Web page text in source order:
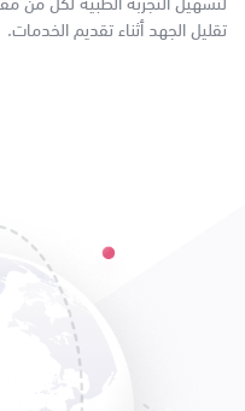
تقليل الجهد أثناء تقديم الخدمات.